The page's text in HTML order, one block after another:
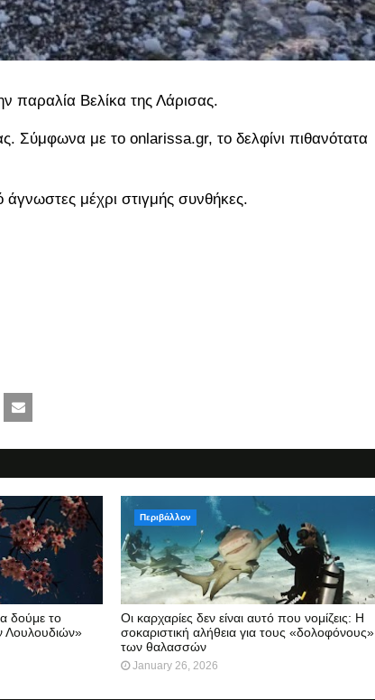
παραλία Βελίκα της Λάρισας.
Σύμφωνα με το onlarissa.gr, το δελφίνι πιθανότατα
μέχρι στιγμής συνθήκες.
δούμε το
Λουλουδιών»
Περιβάλλον
Οι καρχαρίες δεν είναι αυτό που νομίζεις: Η
σοκαριστική αλήθεια για τους «δολοφόνους»
των θαλασσών
January 26, 2026